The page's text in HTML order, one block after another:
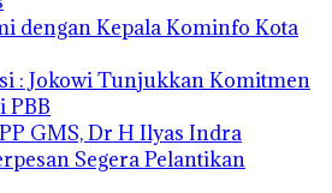
dengan Kepala Kominfo Kota
: Jokowi Tunjukkan Komitmen
PBB
GMS, Dr H Ilyas Indra
Segera Pelantikan